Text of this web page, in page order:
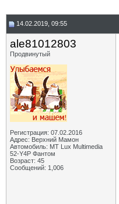
14.02.2019, 09:55
ale81012803
Продвинутый
Регистрация: 07.02.2016
Адрес: Верхний Мамон
Автомобиль: MT Lux Multimedia
52-Y4P Фантом
Возраст: 45
Сообщений: 1,006